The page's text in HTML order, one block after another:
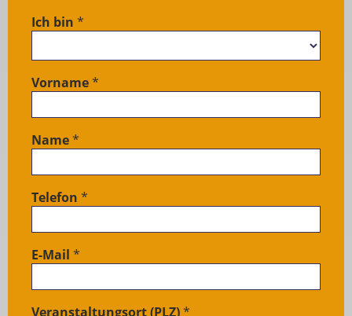
LIVE
Foodtruck
/ von
Ich bin *
Vorname*
Name*
Telefon *
E-Mail *
Veranstaltungsort (PLZ)*